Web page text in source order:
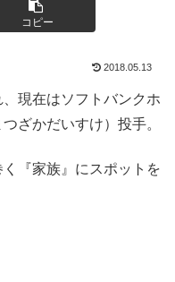
コピー
2018.05.13
現在はソフトバンクホ
ざかだいすけ）投手。
『家族』にスポットを